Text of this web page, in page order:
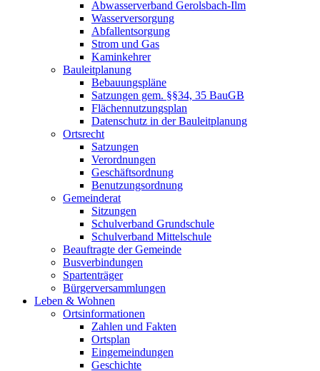
Abwasserverband Gerolsbach-Ilm
Wasserversorgung
Abfallentsorgung
Strom und Gas
Kaminkehrer
Bauleitplanung
Bebauungspläne
Satzungen gem. §§34, 35 BauGB
Flächennutzungsplan
Datenschutz in der Bauleitplanung
Ortsrecht
Satzungen
Verordnungen
Geschäftsordnung
Benutzungsordnung
Gemeinderat
Sitzungen
Schulverband Grundschule
Schulverband Mittelschule
Beauftragte der Gemeinde
Busverbindungen
Spartenträger
Bürgerversammlungen
Leben & Wohnen
Ortsinformationen
Zahlen und Fakten
Ortsplan
Eingemeindungen
Geschichte